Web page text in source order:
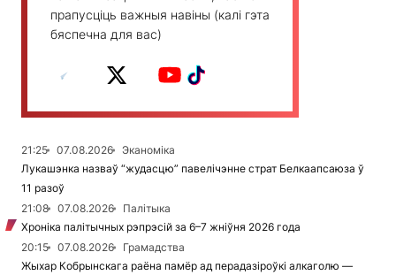
прапусціць важныя навіны (калі гэта
бяспечна для вас)
21:25 07.08.2026
Эканоміка
Лукашэнка назваў “жудасцю” павелічэнне страт Белкаапсаюза ў
11 разоў
21:08
07.08.2026
Палітыка
Хроніка палітычных рэпрэсій за 6–7 жніўня 2026 года
20:15
07.08.2026
Грамадства
Жыхар Кобрынскага раёна памёр ад перадазіроўкі алкаголю —